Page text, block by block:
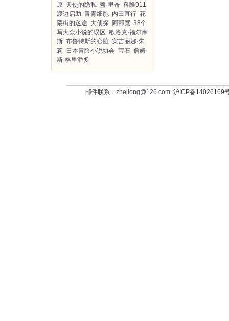
原 天使的隐私 盖·里奇 科隆911
渡边启助 青青细胞 内田直行 花
隈街的迷途 大侦探 阿部宽 38个
写大众小说的误区 歇洛克·福尔摩
斯 布鲁特斯的心脏 安吉丽娜·朱
莉
日本冒险小说协会 宝石 詹姆
斯·格里潘多
邮件联系： zhejiong@126.com沪ICP备14026169